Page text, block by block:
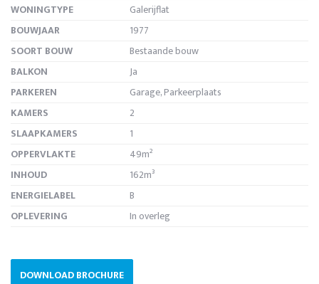
WONINGTYPE
Galerijflat
BOUWJAAR
1977
SOORT BOUW
Bestaande bouw
BALKON
Ja
PARKEREN
Garage, Parkeerplaats
KAMERS
2
SLAAPKAMERS
1
OPPERVLAKTE
49m²
INHOUD
162m³
ENERGIELABEL
B
OPLEVERING
In overleg
DOWNLOAD BROCHURE